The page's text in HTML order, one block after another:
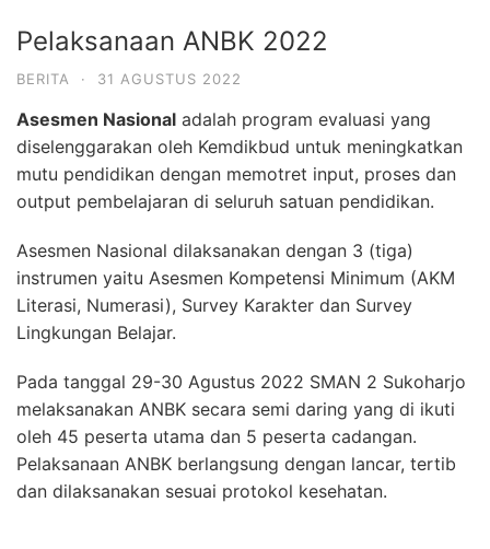
Pelaksanaan ANBK 2022
BERITA · 31 AGUSTUS 2022
Asesmen Nasional adalah program evaluasi yang
diselenggarakan oleh Kemdikbud untuk meningkatkan
mutu pendidikan dengan memotret input, proses dan
output pembelajaran di seluruh satuan pendidikan.
Asesmen Nasional dilaksanakan dengan 3 (tiga)
instrumen yaitu Asesmen Kompetensi Minimum (AKM
Literasi, Numerasi), Survey Karakter dan Survey
Lingkungan Belajar.
Pada tanggal 29-30 Agustus 2022 SMAN 2 Sukoharjo
melaksanakan ANBK secara semi daring yang di ikuti
oleh 45 peserta utama dan 5 peserta cadangan.
Pelaksanaan ANBK berlangsung dengan lancar, tertib
dan dilaksanakan sesuai protokol kesehatan.